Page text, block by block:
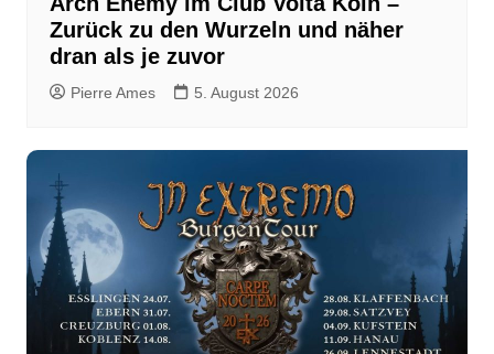
Zurück zu den Wurzeln und näher
dran als je zuvor
Pierre Ames 5. August 2026